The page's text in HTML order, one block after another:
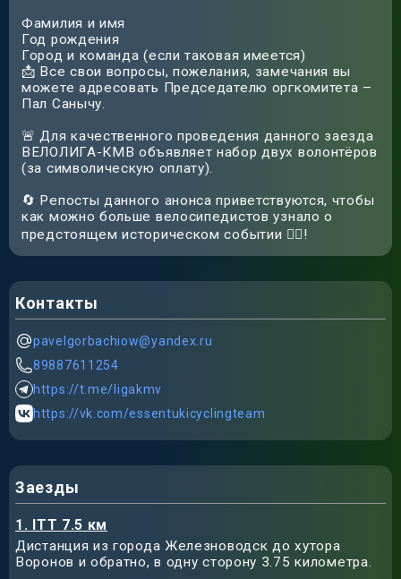
Фамилия и имя
Год рождения
Город и команда (если таковая имеется)
📩 Все свои вопросы, пожелания, замечания вы
можете адресовать Председателю оргкомитета –
Пал Санычу.
🚨 Для качественного проведения данного заезда
ВЕЛОЛИГА-КМВ объявляет набор двух волонтёров
(за символическую оплату).
🔄 Репосты данного анонса приветствуются, чтобы
как можно больше велосипедистов узнало о
предстоящем историческом событии 🚴‍♀️!
Контакты
pavelgorbachiow@yandex.ru
89887611254
https://t.me/ligakmv
https://vk.com/essentukicyclingteam
Заезды
1. ITT 7.5 км
Дистанция из города Железноводск до хутора
Воронов и обратно, в одну сторону 3.75 километра.